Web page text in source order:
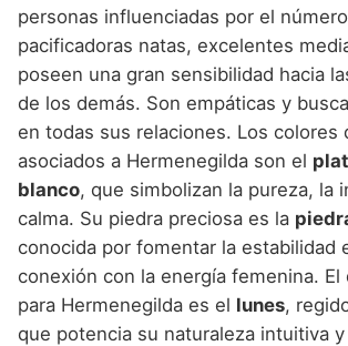
personas influenciadas por el
pacificadoras natas, excelentes
poseen una gran sensibilidad hacia
de los demás. Son empáticas y
en todas sus relaciones. Los colores
asociados a Hermenegilda son el
blanco, que simbolizan la pureza, la
calma. Su piedra preciosa es la
conocida por fomentar la estabilidad
conexión con la energía femenina. El
para Hermenegilda es el lunes,
que potencia su naturaleza intuitiva